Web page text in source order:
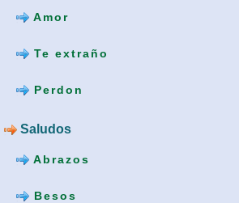
Amor
Te extraño
Perdon
Saludos
Abrazos
Besos